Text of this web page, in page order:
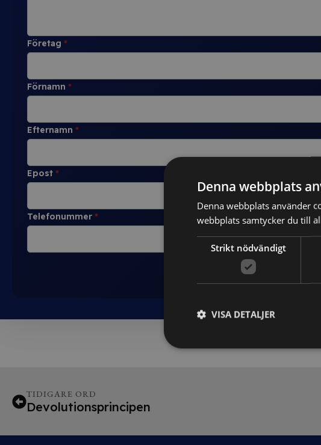
Företag *
Förnamn *
Efternamn *
Epost *
Telefonummer *
TIDIGARE ORD
Devolutionsprincipen
Denna webbplats
Denna webbplats använder
webbplats samtycker du till
Strikt nödvändigt
VISA DETALJER